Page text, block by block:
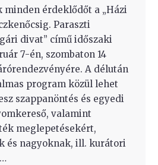
minden érdeklődőt a „Házi
Paraszti
divat” című időszaki
7-én, szombaton 14
A délután
program közül lehet
szappanöntés és egyedi
valamint
meglepetésekért,
és nagyoknak, ill. kurátori